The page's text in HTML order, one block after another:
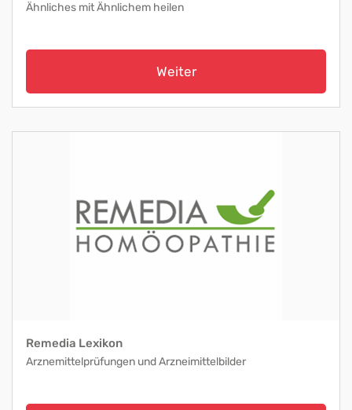
Ähnliches mit Ähnlichem heilen
Weiter
Remedia Lexikon
Arznemittelprüfungen und Arzneimittelbilder